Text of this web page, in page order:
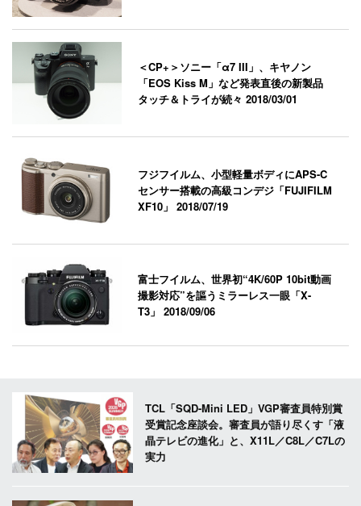
＜CP+＞ソニー「α7 III」、キヤノン
「EOS Kiss M」など発表直後の新製品
タッチ＆トライが続々2018/03/01
フジフイルム、小型軽量ボディにAPS-C
センサー搭載の高級コンデジ「FUJIFILM
XF10」2018/07/19
富士フイルム、世界初“4K/60P 10bit動画
撮影対応”を謳うミラーレス一眼「X-
T3」2018/09/06
TCL「SQD-Mini LED」VGP審査員特別賞
受賞記念座談会。審査員が語り尽くす「液
晶テレビの進化」と、X11L／C8L／C7Lの
実力